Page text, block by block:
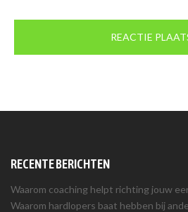
RECENTE BERICHTEN
Waarom coaching helpt richting jouw
Waarom hardlopers baat hebben bij